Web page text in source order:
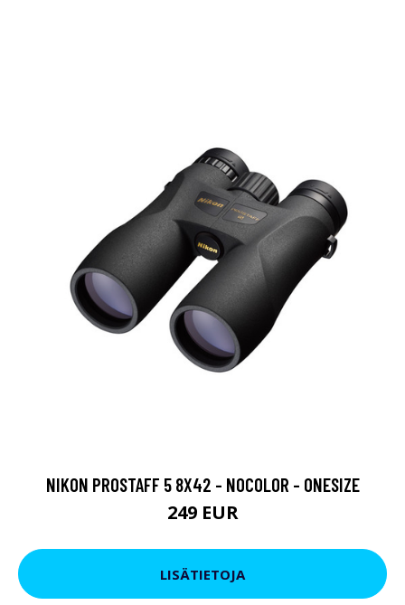
NIKON PROSTAFF 5 8X42 - NOCOLOR - ONESIZE
249 EUR
LISÄTIETOJA